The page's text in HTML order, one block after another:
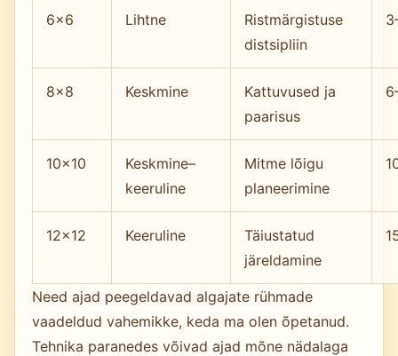
6×6 Lihtne
Ristmärgistuse
distsipliin
8×8 Keskmine
Kattuvused ja
paarisus
10×10
Keskmine–
keeruline
Mitme lõigu
planeerimine
12×12 Keeruline
Täiustatud
järeldamine
Need ajad peegeldavad algajate rühmade
vaadeldud vahemikke, keda ma olen õpetanud.
Tehnika paranedes võivad ajad mõne nädalaga